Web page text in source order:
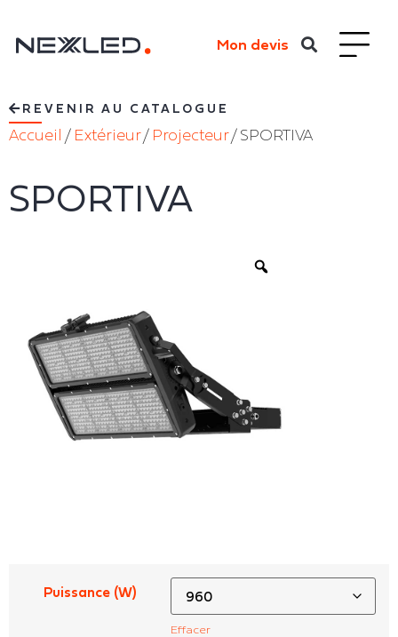
Mon devis
REVENIR AU CATALOGUE
Accueil / Extérieur/ Projecteur/ SPORTIVA
SPORTIVA
Puissance (W)
Effacer